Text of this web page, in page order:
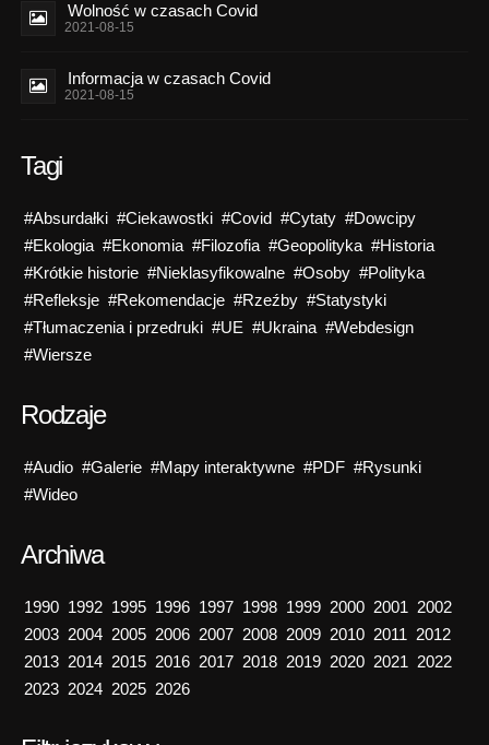
Wolność w czasach Covid
2021-08-15
Informacja w czasach Covid
2021-08-15
Tagi
#Absurdałki #Ciekawostki #Covid #Cytaty #Dowcipy
#Ekologia #Ekonomia #Filozofia #Geopolityka #Historia
#Krótkie historie #Nieklasyfikowalne #Osoby #Polityka
#Refleksje #Rekomendacje #Rzeźby #Statystyki
#Tłumaczenia i przedruki #UE #Ukraina #Webdesign
#Wiersze
Rodzaje
#Audio #Galerie #Mapy interaktywne #PDF #Rysunki
#Wideo
Archiwa
1990 1992 1995 1996 1997 1998 1999 2000 2001 2002
2003 2004 2005 2006 2007 2008 2009 2010 2011 2012
2013 2014 2015 2016 2017 2018 2019 2020 2021 2022
2023 2024 2025 2026